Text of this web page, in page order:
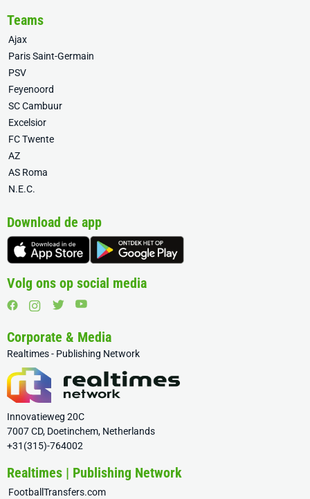
Teams
Ajax
Paris Saint-Germain
PSV
Feyenoord
SC Cambuur
Excelsior
FC Twente
AZ
AS Roma
N.E.C.
Download de app
Volg ons op social media
Corporate & Media
Realtimes - Publishing Network
Innovatieweg 20C
7007 CD, Doetinchem, Netherlands
+31(315)-764002
Realtimes | Publishing Network
FootballTransfers.com